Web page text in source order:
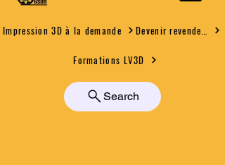
Impression 3D à la demande
Formations LV3D
Search